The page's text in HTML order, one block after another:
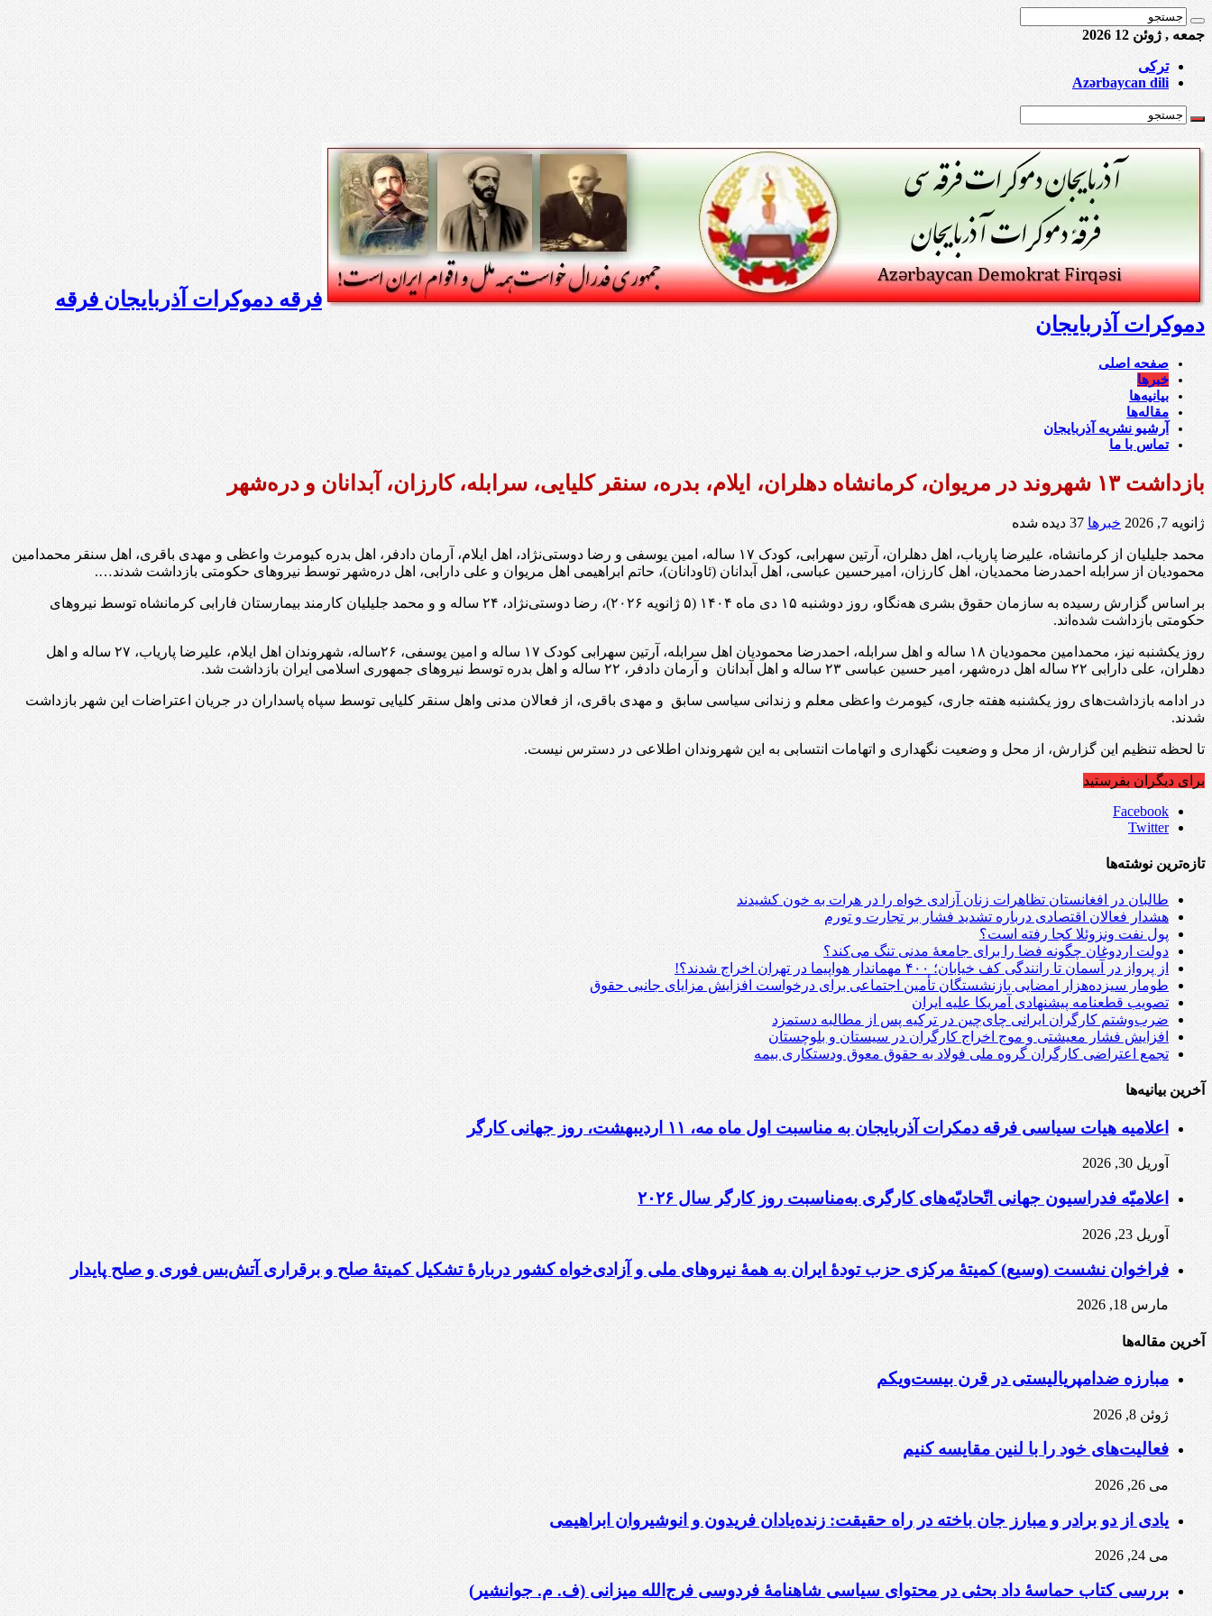
جمعه , ژوئن 12 2026
ترکی
Azərbaycan dili
فرقه دموکرات آذربایجان فرقه
دموکرات آذربایجان
صفحه اصلی
خبرها
بیانیه‌ها
مقاله‌ها
آرشیو نشریه آذربایجان
تماس با ما
بازداشت ۱۳ شهروند در مریوان، کرمانشاه دهلران، ایلام، بدره، سنقر کلیایی، سرابله، کارزان، آبدانان و دره‌شهر
ژانویه 7, 2026 خبرها 37 دیده شده
محمد جلیلیان از کرمانشاه، علیرضا پاریاب، اهل دهلران، آرتین سهرابی، کودک ۱۷ ساله، امین یوسفی و رضا دوستی‌نژاد، اهل ایلام، آرمان دادفر، اهل بدره کیومرث واعظی و مهدی باقری، اهل سنقر محمدامین
محمودیان از سرابله احمدرضا محمدیان، اهل کارزان، امیرحسین عباسی، اهل آبدانان (ئاودانان)، حاتم ابراهیمی اهل مریوان و علی دارابی، اهل دره‌شهر توسط نیروهای حکومتی بازداشت شدند….
بر اساس گزارش رسیده به سازمان حقوق بشری هه‌نگاو، روز دوشنبه ۱۵ دی ماه ۱۴۰۴ (۵ ژانویه ۲۰۲۶)، رضا دوستی‌نژاد، ۲۴ ساله و و محمد جلیلیان کارمند بیمارستان فارابی کرمانشاه توسط نیروهای
حکومتی بازداشت شده‌اند.
روز یکشنبه نیز، محمدامین محمودیان ۱۸ ساله و اهل سرابله، احمدرضا محمودیان اهل سرابله، آرتین سهرابی کودک ۱۷ ساله و امین یوسفی، ۲۶ساله، شهروندان اهل ایلام، علیرضا پاریاب، ۲۷ ساله و اهل
دهلران، علی دارابی ۲۲ ساله اهل دره‌شهر، امیر حسین عباسی ۲۳ ساله و اهل آبدانان و آرمان دادفر، ۲۲ ساله و اهل بدره توسط نیروهای جمهوری اسلامی ایران بازداشت شد.
در ادامه بازداشت‌های روز یکشنبه هفته جاری، کیومرث واعظی معلم و زندانی سیاسی سابق و مهدی باقری، از فعالان مدنی واهل سنقر کلیایی توسط سپاه پاسداران در جریان اعتراضات این شهر بازداشت
شدند.
تا لحظه تنظیم این گزارش، از محل و وضعیت نگهداری و اتهامات انتسابی به این شهروندان اطلاعی در دسترس نیست.
برای دیگران بفرستید
Facebook
Twitter
تازه‌ترین نوشته‌ها
طالبان در افغانستان تظاهرات زنان آزادی خواه را در هرات به خون کشیدند
هشدار فعالان اقتصادی درباره تشدید فشار بر تجارت و تورم
پول نفت ونزوئلا کجا رفته است؟
دولت اردوغان چگونه فضا را برای جامعهٔ مدنی تنگ می‌کند؟
از پرواز در آسمان تا رانندگی کف خیابان؛ ۴۰۰ مهماندار هواپیما در تهران اخراج شدند؟!
طومار سیزده‌هزار امضایی بازنشستگان تأمین اجتماعی برای درخواست افزایش مزایای جانبی حقوق
تصویب قطعنامه پیشنهادی آمریکا علیه ایران
ضرب‌وشتم کارگران ایرانی چای‌چین در ترکیه پس از مطالبه دستمزد
افزایش فشار معیشتی و موج اخراج کارگران در سیستان و بلوچستان
تجمع اعتراضی کارگران گروه ملی فولاد به حقوق معوق ودستکاری بیمه
آخرین بیانیه‌ها
اعلامیه هیات سیاسی فرقه دمکرات آذربایجان به مناسبت اول ماه مه، ۱۱ اردیبهشت، روز جهانی کارگر
آوریل 30, 2026
اعلامیّه فدراسیون جهانی اتّحادیّه‌های کارگری به‌مناسبت روز کارگر سال ۲۰۲۶
آوریل 23, 2026
فراخوان نشست (وسیع)‌ کمیتهٔ‌ مرکزی حزب تودهٔ ایران به همهٔ نیروهای ملی و آزادی‌خواه کشور دربارهٔ تشکیل کمیتهٔ صلح و برقراری آتش‌بس فوری و صلح پایدار
مارس 18, 2026
آخرین مقاله‌ها
مبارزه ضد‌امپریالیستی در قرن بیست‌ویکم
ژوئن 8, 2026
فعالیت‌های خود را با لنین مقایسه کنیم
می 26, 2026
یادی از دو برادر و مبارز جان باخته در راه حقیقت: زنده‌یادان فریدون و انوشیروان ابراهیمی
می 24, 2026
بررسی کتاب حماسۀ داد بحثی در محتوای سیاسی شاهنامۀ فردوسی فرج‌الله میزانی (ف. م. جوانشیر)